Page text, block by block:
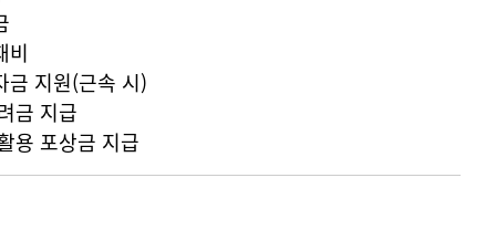
비
금 지원(근속 시)
금 지급
용 포상금 지급